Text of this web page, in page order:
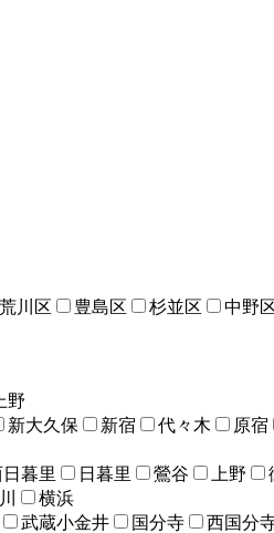
荒川区 豊島区 杉並区 中野
野
新大久保 新宿 代々木 原宿
暮里 日暮里 鶯谷 上野
横浜
武蔵小金井 国分寺 西国分